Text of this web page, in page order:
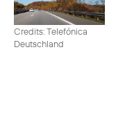
Credits: Telefónica
Deutschland